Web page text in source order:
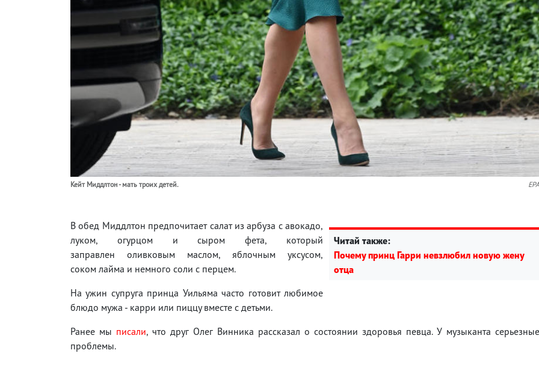
Кейт Миддлтон - мать троих детей. EPA
Читай также:
Почему принц Гарри невзлюбил новую жену
отца
В обед Миддлтон предпочитает салат из арбуза с авокадо,
луком, огурцом и сыром фета, который
заправлен оливковым маслом, яблочным уксусом,
соком лайма и немного соли с перцем.
На ужин супруга принца Уильяма часто готовит любимое
блюдо мужа - карри или пиццу вместе с детьми.
Ранее мы писали, что друг Олег Винника рассказал о состоянии здоровья певца. У музыканта серьезные
проблемы.